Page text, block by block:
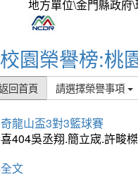
地方單位\金門縣政
校園榮譽榜:桃
回首頁 請選擇榮譽事項
龍山盃3對3籃球賽
404吳丞翔.簡立宬.許畯
文